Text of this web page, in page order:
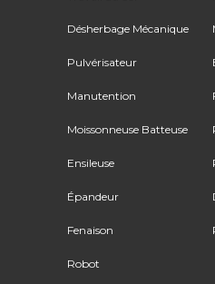
Désherbage Mécanique
Pulvérisateur
Manutention
Moissonneuse Batteuse
Ensileuse
Épandeur
Fenaison
Robot